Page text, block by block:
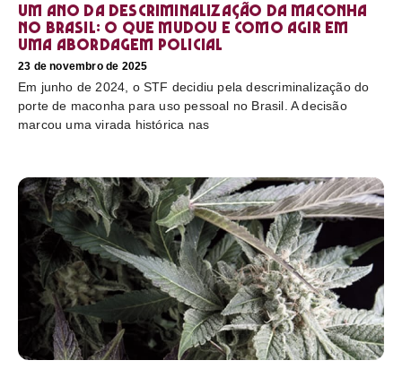
Um ano da descriminalização da maconha
no Brasil: o que mudou e como agir em
uma abordagem policial
23 de novembro de 2025
Em junho de 2024, o STF decidiu pela descriminalização do
porte de maconha para uso pessoal no Brasil. A decisão
marcou uma virada histórica nas